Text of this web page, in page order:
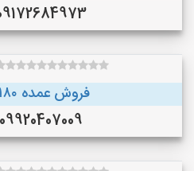
09172684973
فروش عمده ۱۸۰ تکه پارچه
09920407009 (بوشهر)